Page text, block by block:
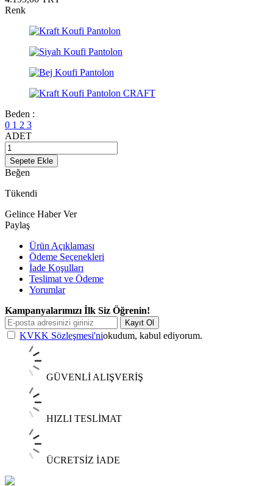
Renk
Beden :
0 1 2 3
ADET
Sepete Ekle
Beğen
Tükendi
Gelince Haber Ver
Paylaş
Ürün Açıklaması
Ödeme Seçenekleri
İade Koşulları
Teslimat ve Ödeme
Yorumlar
Kampanyalarımızı İlk Siz Öğrenin!
Kayıt Ol
KVKK Sözleşmesi'niokudum, kabul ediyorum.
GÜVENLİ ALIŞVERİŞ
HIZLI TESLİMAT
ÜCRETSİZ İADE